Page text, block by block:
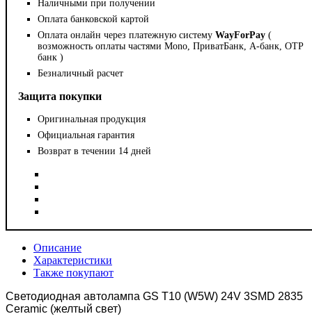
Наличными при получении
Оплата банковской картой
Оплата онлайн через платежную систему WayForPay (
возможность оплаты частями Mono, ПриватБанк, А-банк, OTP
банк )
Безналичный расчет
Защита покупки
Оригинальная продукция
Официальная гарантия
Возврат в течении 14 дней
Описание
Характеристики
Также покупают
Светодиодная автолампа GS T10 (W5W) 24V 3SMD 2835
Ceramic (желтый свет)